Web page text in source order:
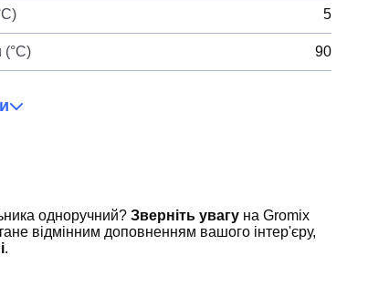
5
(°C) 90
одноручний? Зверніть увагу на Gromix
відмінним доповненням вашого інтер'єру,
.